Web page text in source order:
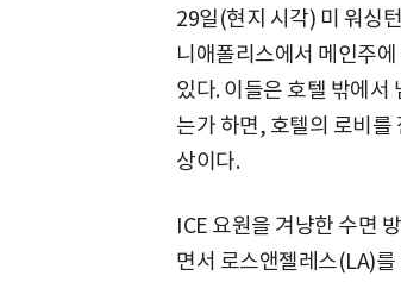
29일(현지 시각) 미 워싱
니애폴리스에서 메인주
있다. 이들은 호텔 밖에
는가 하면, 호텔의 로비를
상이다.
ICE 요원을 겨냥한 수면
면서 로스앤젤레스(LA)